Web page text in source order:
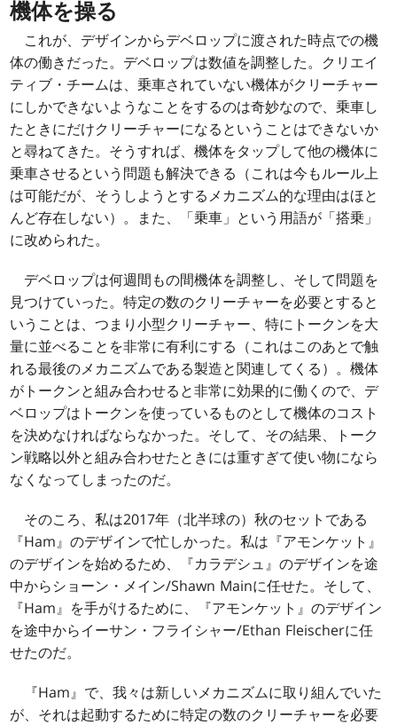
機体を操る
これが、デザインからデベロップに渡された時点での機
体の働きだった。デベロップは数値を調整した。クリエイ
ティブ・チームは、乗車されていない機体がクリーチャー
にしかできないようなことをするのは奇妙なので、乗車し
たときにだけクリーチャーになるということはできないか
と尋ねてきた。そうすれば、機体をタップして他の機体に
乗車させるという問題も解決できる（これは今もルール上
は可能だが、そうしようとするメカニズム的な理由はほと
んど存在しない）。また、「乗車」という用語が「搭乗」
に改められた。
デベロップは何週間もの間機体を調整し、そして問題を
見つけていった。特定の数のクリーチャーを必要とすると
いうことは、つまり小型クリーチャー、特にトークンを大
量に並べることを非常に有利にする（これはこのあとで触
れる最後のメカニズムである製造と関連してくる）。機体
がトークンと組み合わせると非常に効果的に働くので、デ
ベロップはトークンを使っているものとして機体のコスト
を決めなければならなかった。そして、その結果、トーク
ン戦略以外と組み合わせたときには重すぎて使い物になら
なくなってしまったのだ。
そのころ、私は2017年（北半球の）秋のセットである
『Ham』のデザインで忙しかった。私は『アモンケット』
のデザインを始めるため、『カラデシュ』のデザインを途
中からショーン・メイン/Shawn Mainに任せた。そして、
『Ham』を手がけるために、『アモンケット』のデザイン
を途中からイーサン・フライシャー/Ethan Fleischerに任
せたのだ。
『Ham』で、我々は新しいメカニズムに取り組んでいた
が、それは起動するために特定の数のクリーチャーを必要